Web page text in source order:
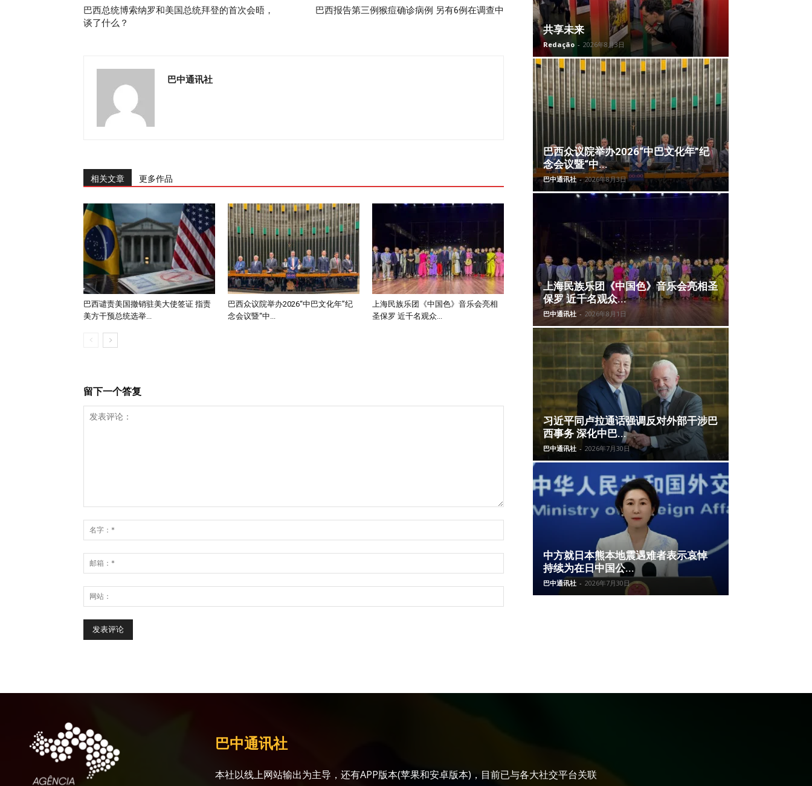
巴西总统博索纳罗和美国总统拜登的首次会晤，
谈了什么？
巴西报告第三例猴痘确诊病例 另有6例在调查中
巴中通讯社
相关文章 更多作品
巴西谴责美国撤销驻美大使签证 指责
美方干预总统选举...
巴西众议院举办2026“中巴文化年”纪
念会议暨“中...
上海民族乐团《中国色》音乐会亮相
圣保罗 近千名观众...
留下一个答复
共享未来
Redação - 2026年8月3日
巴西众议院举办2026“中巴文化年”纪
念会议暨“中...
巴中通讯社 - 2026年8月3日
上海民族乐团《中国色》音乐会亮相圣
保罗 近千名观众...
巴中通讯社 - 2026年8月1日
习近平同卢拉通话强调反对外部干涉巴
西事务 深化中巴...
巴中通讯社 - 2026年7月30日
中方就日本熊本地震遇难者表示哀悼
持续为在日中国公...
巴中通讯社 - 2026年7月30日
巴中通讯社
本社以线上网站输出为主导，还有APP版本(苹果和安卓版本)，目前已与各大社交平台关联